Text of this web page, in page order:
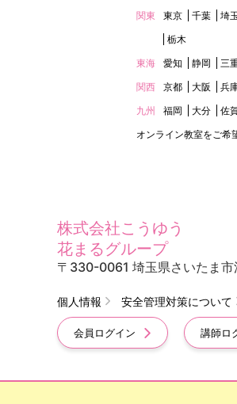
関東
東京 千葉 埼
栃木
東海
愛知 静岡
三
関西
京都 大阪
兵
九州
福岡 大分 佐
オンライン教室をご希
株式会社こうゆう
花まるグループ
〒330-0061 埼玉県さいたま
個人情報 安全管理対策について
会員ログイン 講師ロ